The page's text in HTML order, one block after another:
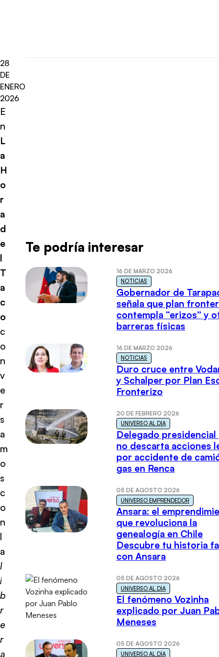
28
DE
ENERO
2026
E
n
L
a
H
o
r
a
d
e
l
T
a
c
o
c
o
n
v
e
r
s
a
m
o
s
c
o
n
l
a
l
i
b
r
e
r
a
Te podría interesar
16 DE MARZO 2026
NOTICIAS
Gobernador de
señala que plan
contempla “erizos” y
barreras físicas
16 DE MARZO 2026
NOTICIAS
Duro cruce entre
y Schalper por Plan
Fronterizo
20 DE FEBRERO 2026
UNIVERSO AL DÍA
Delegado presidencial
no descarta acciones
por accidente de
gas en Renca
05 DE AGOSTO 2026
UNIVERSO EMPRENDEDOR
Ansara: el
que revoluciona la
genealogía en Chile
Descubre tu historia
con Ansara
05 DE AGOSTO 2026
UNIVERSO AL DÍA
El fenómeno Vozinha
explicado por Juan
Meneses
05 DE AGOSTO 2026
UNIVERSO AL DÍA